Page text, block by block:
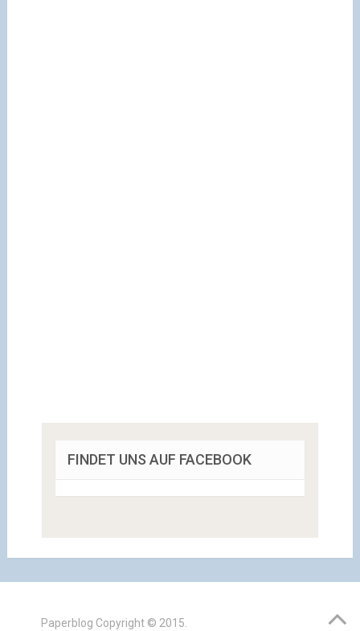
FINDET UNS AUF FACEBOOK
Paperblog Copyright © 2015.